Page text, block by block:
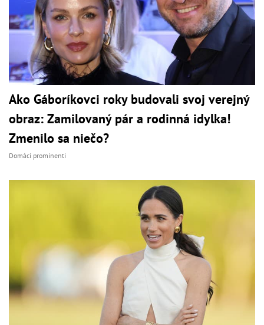
Ako Gáboríkovci roky budovali svoj verejný
obraz: Zamilovaný pár a rodinná idylka!
Zmenilo sa niečo?
Domáci prominenti